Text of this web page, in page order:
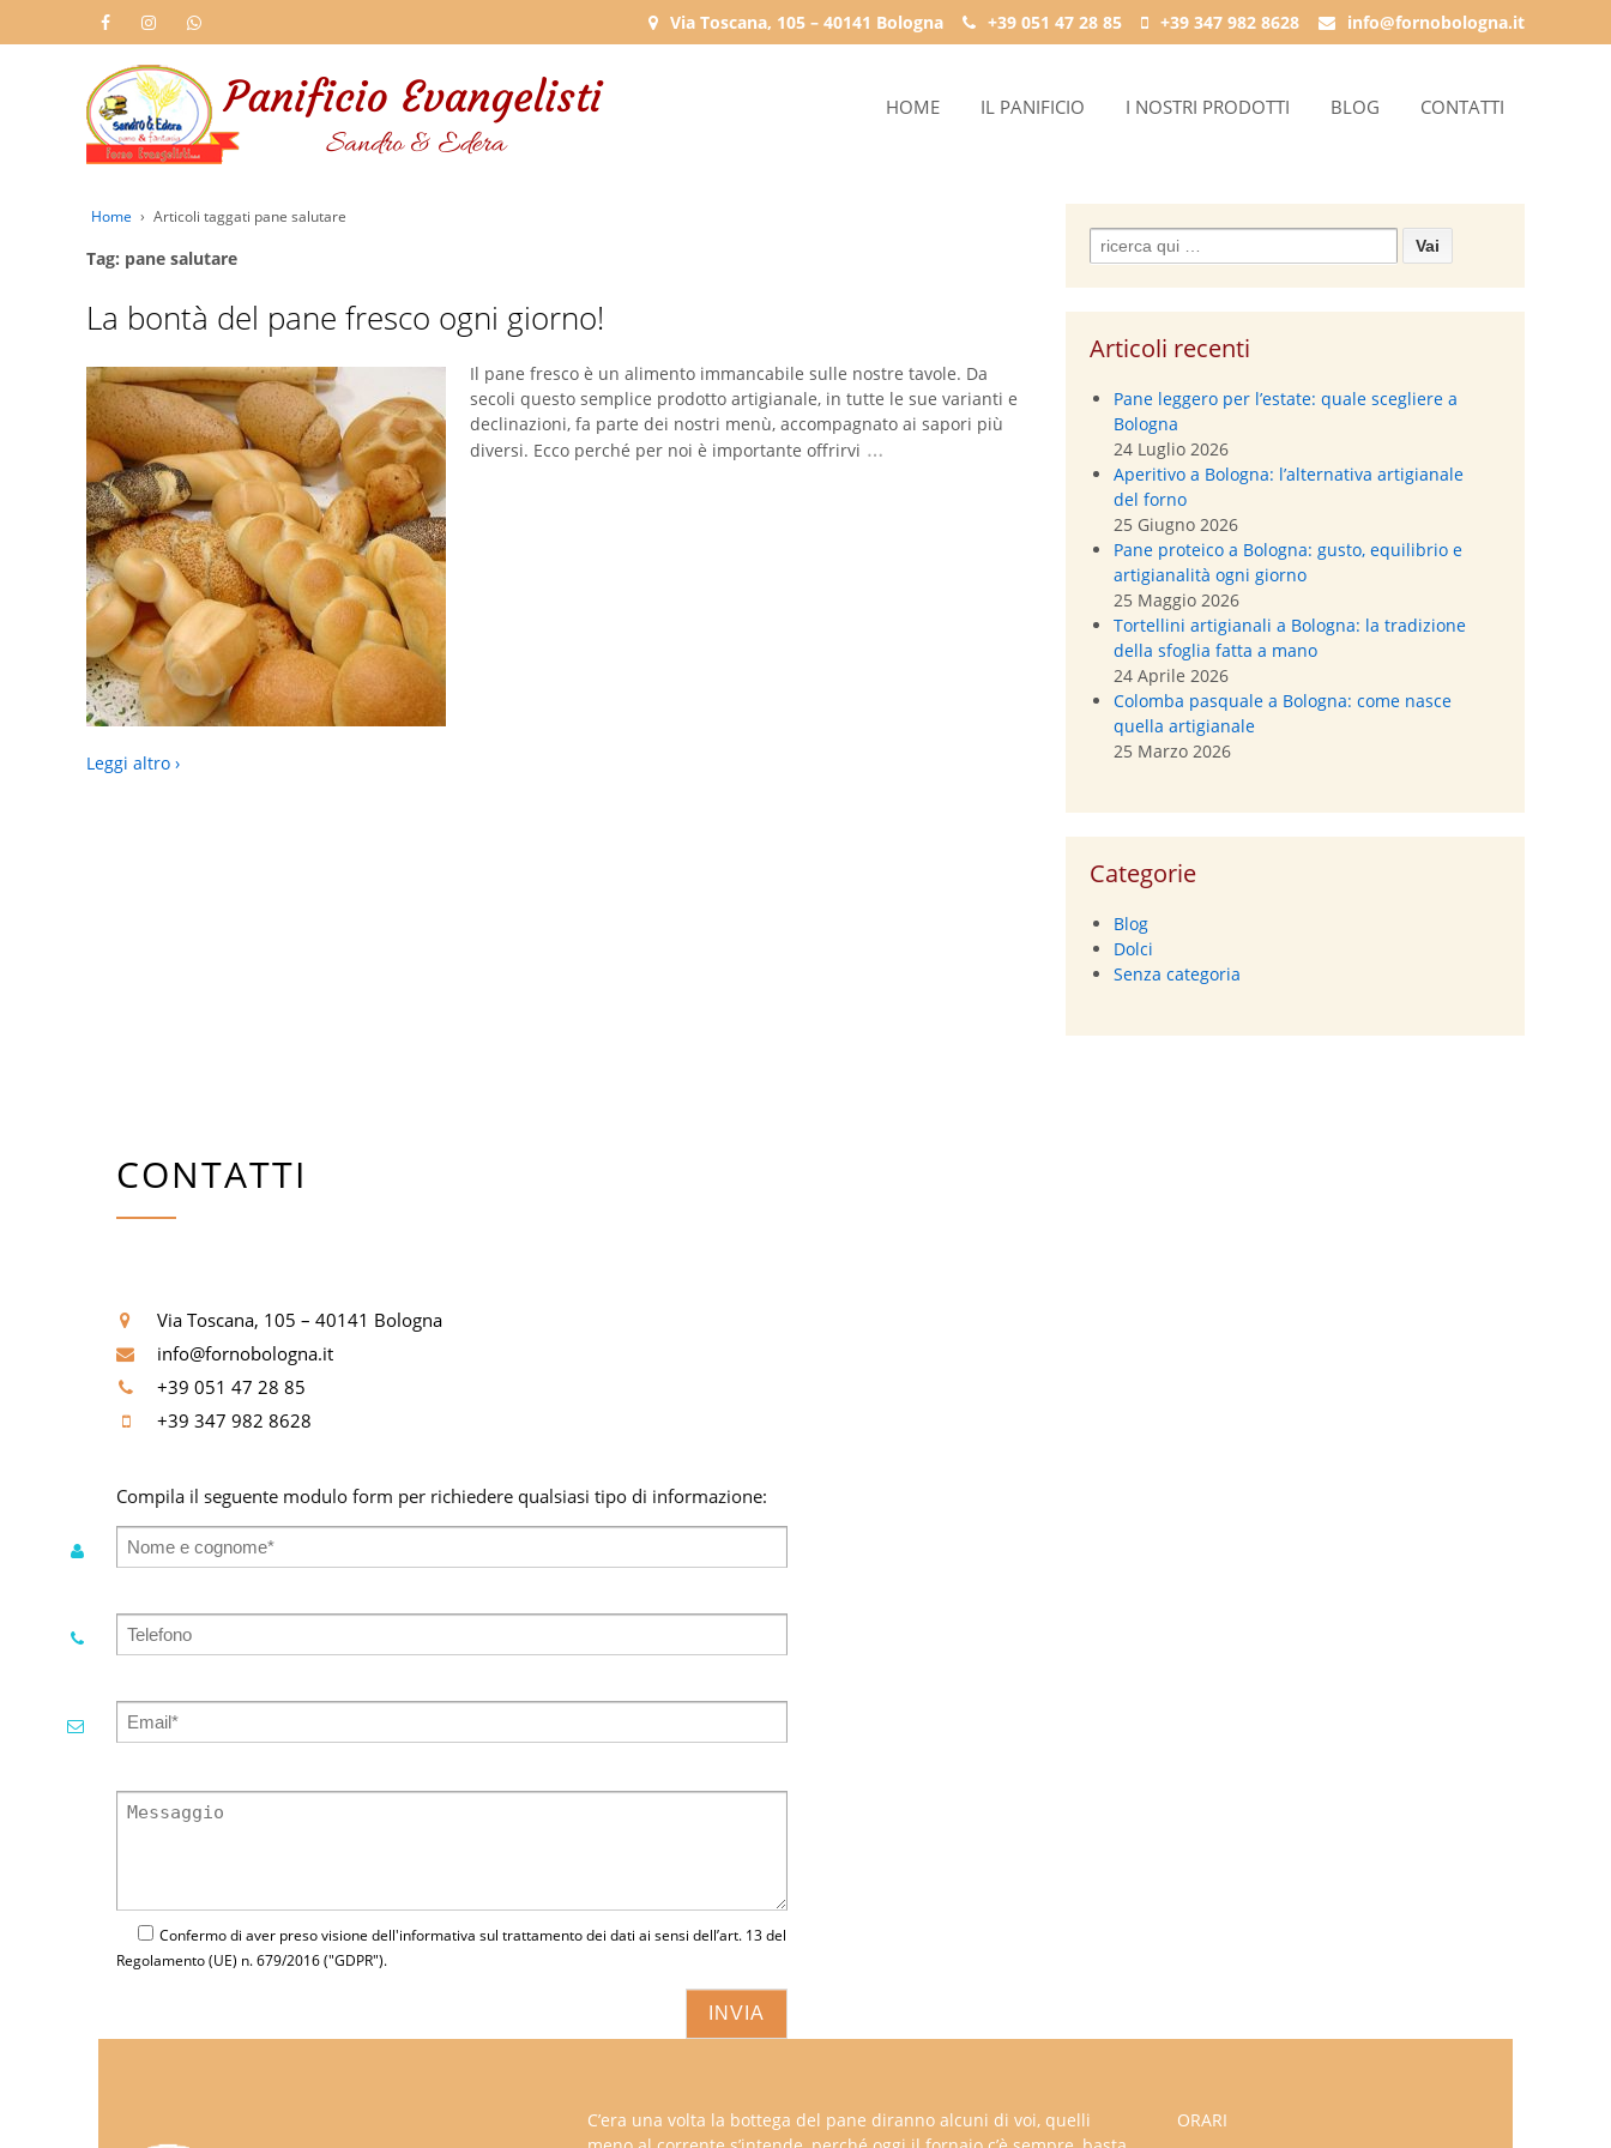
Via Toscana, 105 – 40141 Bologna +39 051 47 28 85 +39 347 982 8628 info@fornobologna.it
HOME IL PANIFICIO I NOSTRI PRODOTTI BLOG CONTATTI
Home › Articoli taggati pane salutare
Tag: pane salutare
La bontà del pane fresco ogni giorno!
Il pane fresco è un alimento immancabile sulle nostre tavole. Da
secoli questo semplice prodotto artigianale, in tutte le sue varianti e
declinazioni, fa parte dei nostri menù, accompagnato ai sapori più
diversi. Ecco perché per noi è importante offrirvi …
Leggi altro ›
Search
for:
Articoli recenti
Pane leggero per l’estate: quale scegliere a
Bologna
24 Luglio 2026
Aperitivo a Bologna: l’alternativa artigianale
del forno
25 Giugno 2026
Pane proteico a Bologna: gusto, equilibrio e
artigianalità ogni giorno
25 Maggio 2026
Tortellini artigianali a Bologna: la tradizione
della sfoglia fatta a mano
24 Aprile 2026
Colomba pasquale a Bologna: come nasce
quella artigianale
25 Marzo 2026
Categorie
Blog
Dolci
Senza categoria
CONTATTI
Via Toscana, 105 – 40141 Bologna
info@fornobologna.it
+39 051 47 28 85
+39 347 982 8628
Compila il seguente modulo form per richiedere qualsiasi tipo di informazione:
Confermo di aver preso visione dell'informativa sul trattamento dei dati ai sensi dell’art. 13 del
Regolamento (UE) n. 679/2016 ("GDPR").
C’era una volta la bottega del pane diranno alcuni di voi, quelli
ORARI